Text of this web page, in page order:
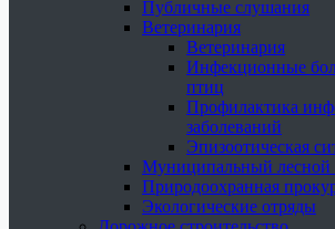
Публичные слушания
Ветеринария
Ветеринария
Инфекционные
птиц
Профилактика
заболеваний
Эпизоотическая
Муниципальный лесной
Природоохранная
Экологические отряды